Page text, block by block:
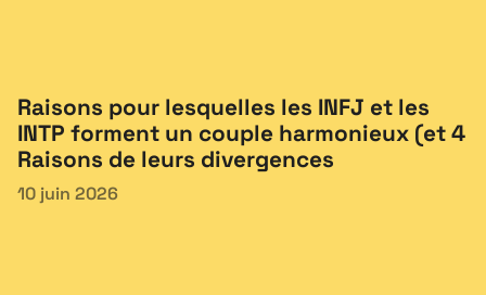
Raisons pour lesquelles les INFJ et les
INTP forment un couple harmonieux (et 4
Raisons de leurs divergences
10 juin 2026